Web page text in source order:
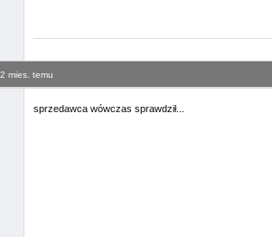
mies. temu
sprzedawca wówczas sprawdził...